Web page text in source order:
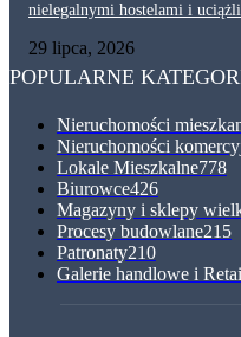
nielegalnymi hostelami i
29 lipca, 2026
POPULARNE
Nieruchomości
Nieruchomości
Lokale Mieszkalne778
Biurowce426
Magazyny i sklepy
Procesy budowlane215
Patronaty210
Galerie handlowe i